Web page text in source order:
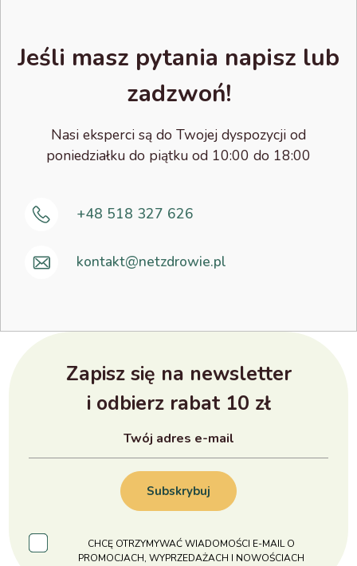
Jeśli masz pytania napisz lub
zadzwoń!
Nasi eksperci są do Twojej dyspozycji od
poniedziałku do piątku od 10:00 do 18:00
+48 518 327 626
kontakt@netzdrowie.pl
Zapisz się na newsletter
i odbierz rabat 10 zł
Subskrybuj
CHCĘ OTRZYMYWAĆ WIADOMOŚCI E-MAIL O
PROMOCJACH, WYPRZEDAŻACH I NOWOŚCIACH